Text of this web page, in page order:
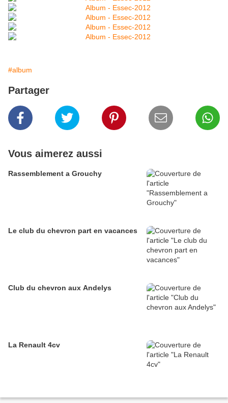
#album
Partager
Vous aimerez aussi
Rassemblement a Grouchy
Le club du chevron part en vacances
Club du chevron aux Andelys
La Renault 4cv